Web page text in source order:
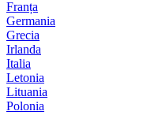
Franța
Germania
Grecia
Irlanda
Italia
Letonia
Lituania
Polonia